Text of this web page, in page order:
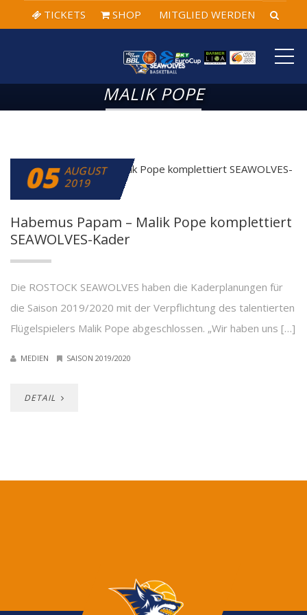
TICKETS SHOP MITGLIED WERDEN
MALIK POPE
05 AUGUST
2019
Habemus Papam – Malik Pope komplettiert
SEAWOLVES-Kader
Die ROSTOCK SEAWOLVES haben die Kaderplanungen für
die Saison 2019/2020 mit der Verpflichtung des talentierten
Flügelspielers Malik Pope abgeschlossen. „Wir haben uns […]
MEDIEN SAISON 2019/2020
DETAIL